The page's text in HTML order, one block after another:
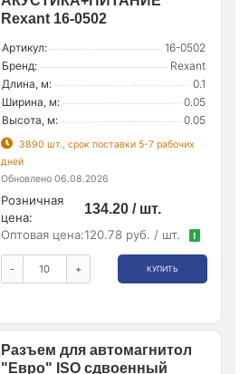
Rexant 16-0502
Артикул:
16-0502
Бренд:
Rexant
Длина, м:
0.1
Ширина, м:
0.05
Высота, м:
0.05
3890 шт., срок поставки 5-7 рабочих
дней
Обновлено 06.08.2026
Розничная
цена:
134.20 / шт.
Оптовая цена:120.78 руб. / шт. !
- + КУПИТЬ
Разъем для автомагнитол
"Евро" ISO сдвоенный